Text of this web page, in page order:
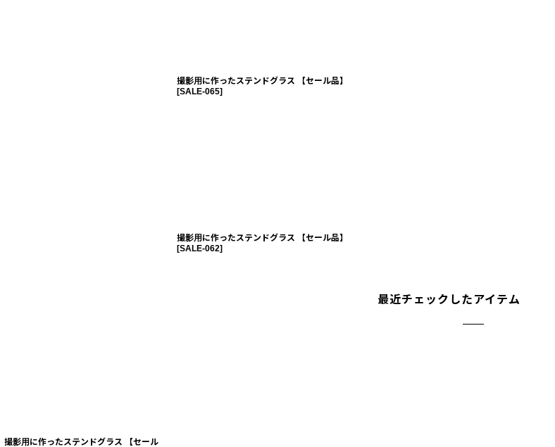
撮影用に作ったステンドグラス 【セール品】
[SALE-065]
撮影用に作ったステンドグラス 【セール品】
[SALE-062]
最近チェックしたアイテム
撮影用に作ったステンドグラス 【セール